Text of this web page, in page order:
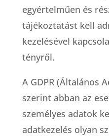
egyértelműen és
tájékoztatást kell
kezelésével
tényről.
A GDPR (Általános
szerint abban az
személyes adatok
adatkezelés olyan